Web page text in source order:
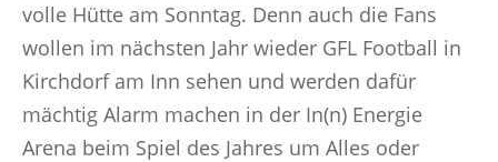
volle Hütte am Sonntag. Denn auch die Fans
wollen im nächsten Jahr wieder GFL Football in
Kirchdorf am Inn sehen und werden dafür
mächtig Alarm machen in der In(n) Energie
Arena beim Spiel des Jahres um Alles oder